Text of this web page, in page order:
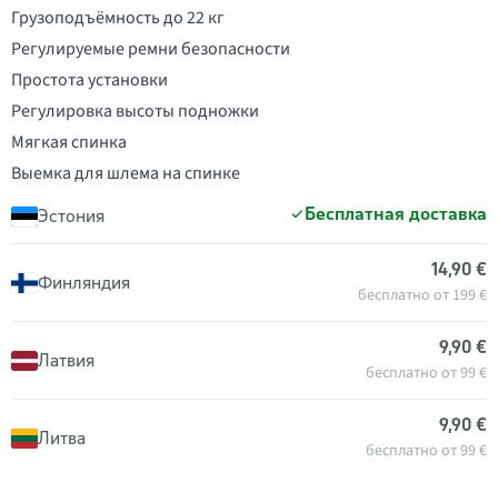
Грузоподъёмность до 22 кг
Регулируемые ремни безопасности
Простота установки
Регулировка высоты подножки
Мягкая спинка
Выемка для шлема на спинке
Эстония Бесплатная доставка
Финляндия
14,90 €
бесплатно от 199 €
Латвия
9,90 €
бесплатно от 99 €
Литва
9,90 €
бесплатно от 99 €